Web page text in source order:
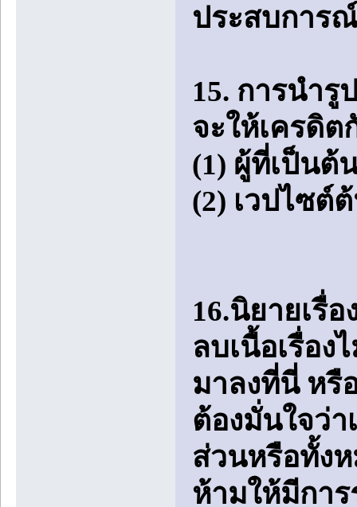
ประสบการ
15. การนำ
จะให้เครดิต
(1) ผู้ที่เป็นต้
(2) เวปไซต์
16.นิยายเรื่
ลบเนื้อเรื่อง
มาลงที่นี่ หรื
ต้องมั่นใจว่า
ส่วนหรือทั้งห
ห้ามให้มีกา